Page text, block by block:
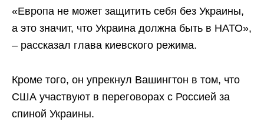
«Европа не может защитить себя без Украины,
а это значит, что Украина должна быть в НАТО»,
– рассказал глава киевского режима.
Кроме того, он упрекнул Вашингтон в том, что
США участвуют в переговорах с Россией за
спиной Украины.